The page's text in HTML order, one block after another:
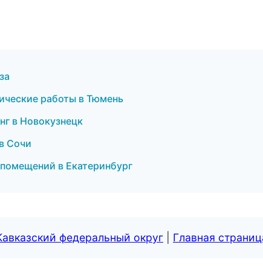
работы в Тюмень
в Новокузнецк
Сочи
в Екатеринбург
федеральный округ Главная